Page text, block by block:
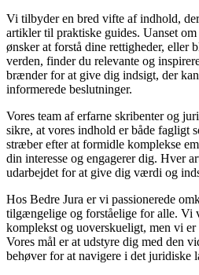
Vi tilbyder en bred vifte af indhold,
artikler til praktiske guides. Uanset
ønsker at forstå dine rettigheder, eller
verden, finder du relevante og
brænder for at give dig indsigt, der
informerede beslutninger.
Vores team af erfarne skribenter og
sikre, at vores indhold er både fagligt
stræber efter at formidle komplekse
din interesse og engagerer dig. Hver
udarbejdet for at give dig værdi og
Hos Bedre Jura er vi passionerede
tilgængelige og forståelige for alle. Vi
komplekst og uoverskueligt, men vi
Vores mål er at udstyre dig med den
behøver for at navigere i det juridiske